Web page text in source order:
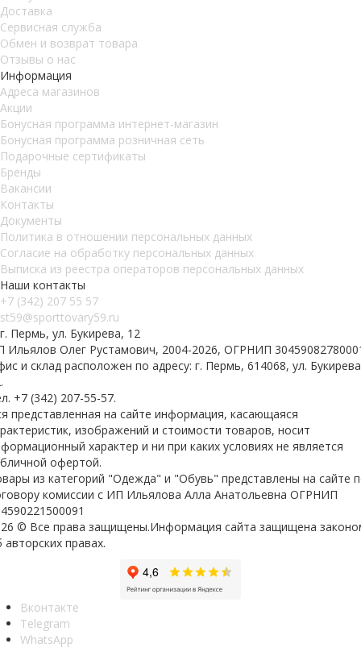
Доставка
Сервисная служба
Обмен и возврат товара
Отзывы о нас
Информация
Адреса магазинов
Акции
Бонусная программа интернет-магазин
Бонусная программа розничная сеть
Подарочные сертификаты
Бренды
Вакансии
Контакты
Документы
Политика в отношении персональных данных
Согласие на обработку персональных данных
Выписка из реестра операторов персональных данных
Наши контакты
+7 (342) 207 55 57
st59@sporttovary59.ru
г. Пермь, ул. Букирева, 12
Ильялов Олег Рустамович, 2004-2026, ОГРНИП
и склад расположен по адресу: г. Пермь, 614068, ул.
+7 (342) 207-55-57.
представленная на сайте информация, касающаяся
изображений и стоимости товаров, носит
характер и ни при каких условиях не является
офертой.
из категорий "Одежда" и "Обувь" представлены на сайте
комиссии с ИП Ильялова Алла Анатольевна ОГРНИП
© Все права защищены.Информация сайта защищена
авторских правах.
Вконтакте
Telegram
WhatsApp